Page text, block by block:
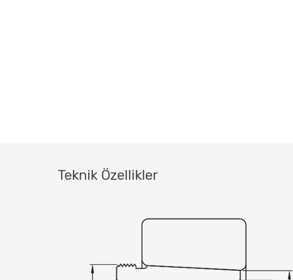
Teknik Özellikler